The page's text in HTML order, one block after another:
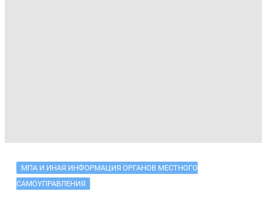
МПА И ИНАЯ ИНФОРМАЦИЯ ОРГАНОВ МЕСТНОГО
САМОУПРАВЛЕНИЯ